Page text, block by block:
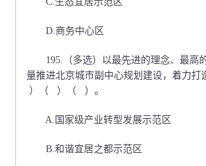
D.商务中心区
195.（多选）以最先进的理念、最高
量推进北京城市副中心规划建设，着力打
）（ ）（ ）。
A.国家级产业转型发展示范区
B.和谐宜居之都示范区